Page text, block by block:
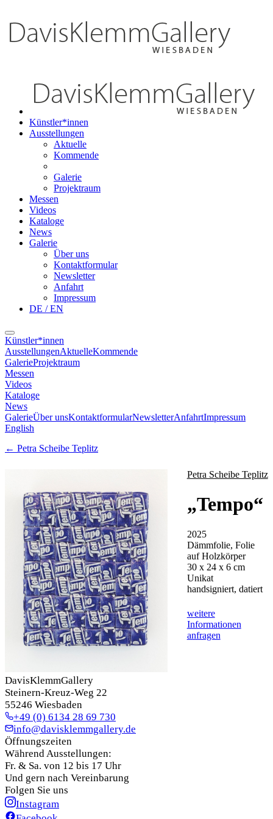
Künstler*innen
Ausstellungen
Aktuelle
Kommende
Galerie
Projektraum
Messen
Videos
Kataloge
News
Galerie
Über uns
Kontaktformular
Newsletter
Anfahrt
Impressum
DE / EN
Künstler*innen
AusstellungenAktuelleKommende
GalerieProjektraum
Messen
Videos
Kataloge
News
GalerieÜber unsKontaktformularNewsletterAnfahrtImpressum
English
← Petra Scheibe Teplitz
Petra Scheibe Teplitz
„Tempo“
2025
Dämmfolie, Folie
auf Holzkörper
30 x 24 x 6 cm
Unikat
handsigniert, datiert
weitere
Informationen
anfragen
DavisKlemmGallery
Steinern-Kreuz-Weg 22
55246 Wiesbaden
+49 (0) 6134 28 69 730
info@davisklemmgallery.de
Öffnungszeiten
Während Ausstellungen:
Fr. & Sa. von 12 bis 17 Uhr
Und gern nach Vereinbarung
Folgen Sie uns
Instagram